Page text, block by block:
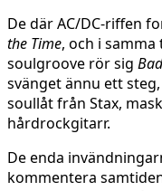
De där AC/DC-riffen
the Time, och i
soulgroove rör sig
svänget ännu ett
soullåt från Stax,
hårdrockgitarr.
De enda
kommentera